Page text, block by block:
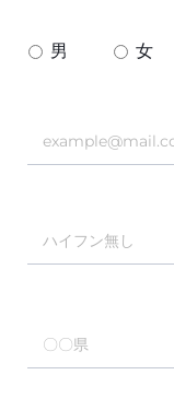
男 女